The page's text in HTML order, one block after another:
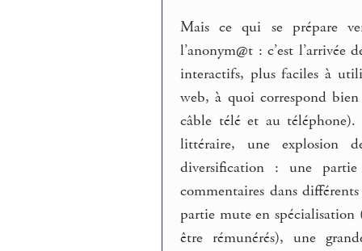
Mais ce qui se prépare
l’anonym@t : c’est
interactifs, plus faciles à
web, à quoi correspond
câble télé et au
littéraire, une explosion
diversification : une
commentaires dans
partie mute en
être rémunérés), une